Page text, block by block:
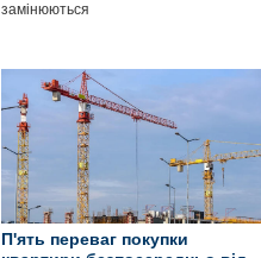
замінюються
П'ять переваг покупки